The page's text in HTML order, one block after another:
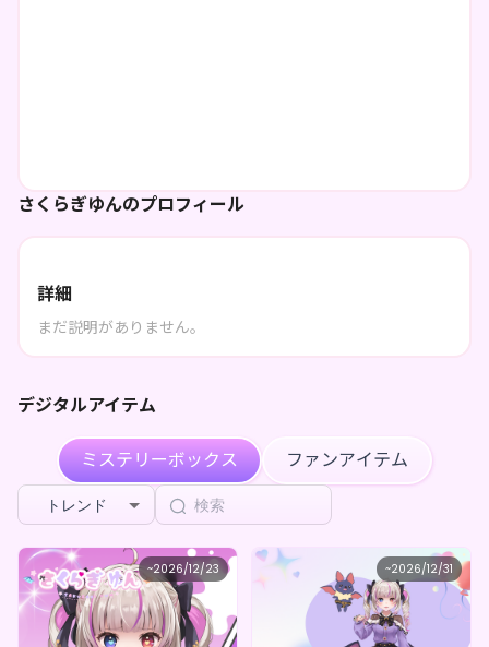
さくらぎゆんのプロフィール
詳細
まだ説明がありません。
デジタルアイテム
ミステリーボックス ファンアイテム
トレンド
~2026/12/23
さくらぎゆん
さくらぎゆん ♡ゆんちゃんの飴と鞭BOX♡
最低価格
1,000 購入はこちら
~2026/12/31
さくらぎゆん
さくらぎゆん ミステリーボックス（５種）
購入はこちら